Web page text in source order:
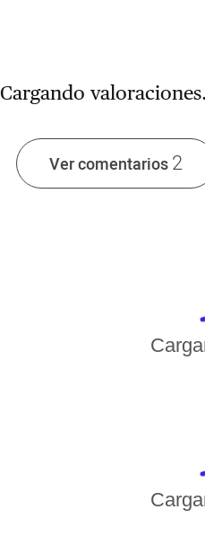
Cargando
Ver comentarios2